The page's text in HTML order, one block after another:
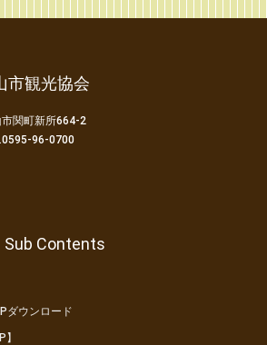
市観光協会
関町新所664-2
96-0700
Contents
ダウンロード